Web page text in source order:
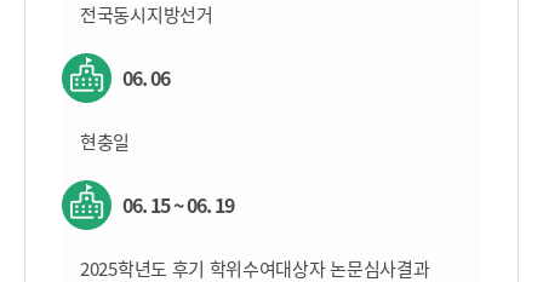
전국동시지방선거
06. 06
현충일
06. 15 ~ 06. 19
2025학년도 후기 학위수여대상자 논문심사결과